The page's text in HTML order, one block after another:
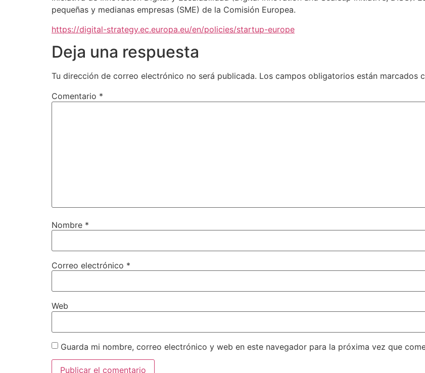
pequeñas y medianas empresas (SME) de la Comisión Europea.
https://digital-strategy.ec.europa.eu/en/policies/startup-europe
Deja una respuesta
Tu dirección de correo electrónico no será publicada. Los campos obligatorios están marcados
Comentario *
Nombre *
Correo electrónico *
Web
Guarda mi nombre, correo electrónico y web en este navegador para la próxima vez que